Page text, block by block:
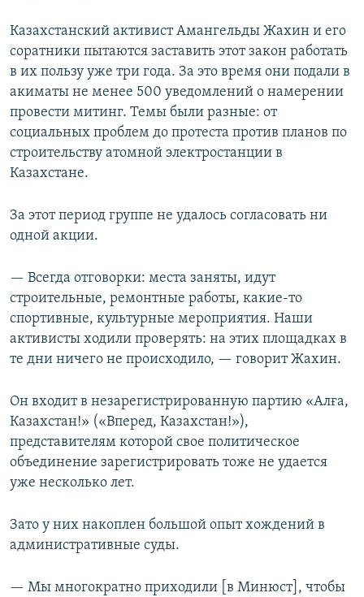
Казахстанский активист Амангельды Жахин и его
соратники пытаются заставить этот закон работать
в их пользу уже три года. За это время они подали в
акиматы не менее 500 уведомлений о намерении
провести митинг. Темы были разные: от
социальных проблем до протеста против планов по
строительству атомной электростанции в
Казахстане.
За этот период группе не удалось согласовать ни
одной акции.
— Всегда отговорки: места заняты, идут
строительные, ремонтные работы, какие-то
спортивные, культурные мероприятия. Наши
активисты ходили проверять: на этих площадках в
те дни ничего не происходило, — говорит Жахин.
Он входит в незарегистрированную партию «Алға,
Казахстан!» («Вперед, Казахстан!»),
представителям которой свое политическое
объединение зарегистрировать тоже не удается
уже несколько лет.
Зато у них накоплен большой опыт хождений в
административные суды.
— Мы многократно приходили [в Минюст], чтобы